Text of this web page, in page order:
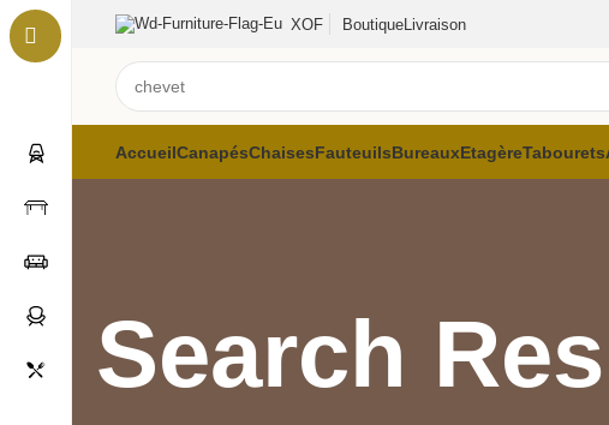
XOF BoutiqueLivraison
AccueilCanapésChaisesFauteuilsBureauxEtagèreTabourets
Search